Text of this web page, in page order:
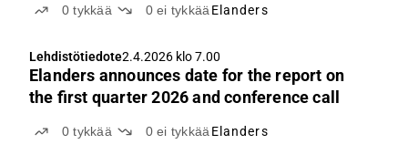
0tykkää 0ei tykkää Elanders
Lehdistötiedote2.4.2026 klo 7.00
Elanders announces date for the report on
the first quarter 2026 and conference call
0tykkää 0ei tykkää Elanders